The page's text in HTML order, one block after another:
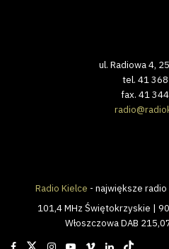
ul. Radiowa 4,
tel. 41
fax. 41
Radio Kielce - największe
101,4 MHz Świętokrzyskie |
Włoszczowa DAB